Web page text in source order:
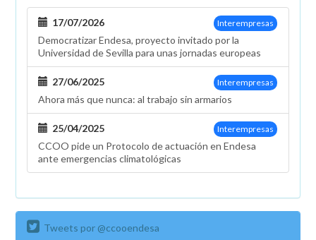
Interempresas
17/07/2026
Democratizar Endesa, proyecto invitado por la
Universidad de Sevilla para unas jornadas europeas
Interempresas
27/06/2025
Ahora más que nunca: al trabajo sin armarios
Interempresas
25/04/2025
CCOO pide un Protocolo de actuación en Endesa
ante emergencias climatológicas
Tweets por @ccooendesa